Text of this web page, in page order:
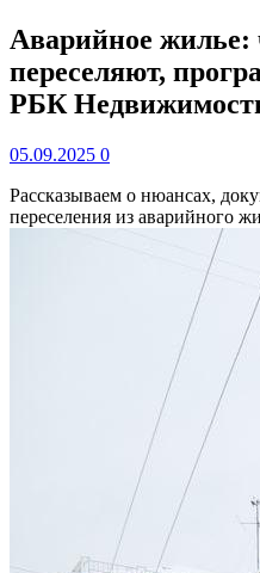
Аварийное жилье:
переселяют,
РБК
05.09.2025 0
Рассказываем о нюансах,
переселения из аварийного